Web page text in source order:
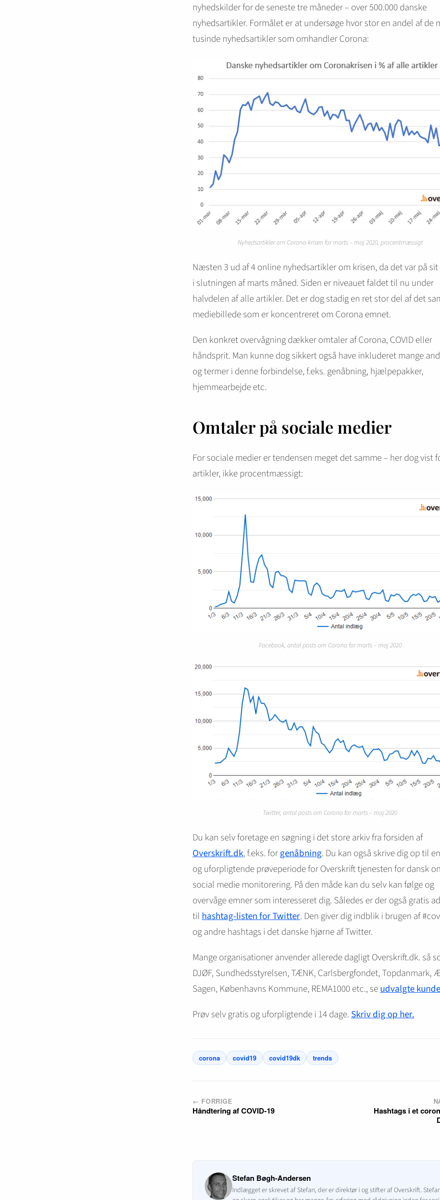
nyhedskilder for de seneste tre måneder – over 500.000 danske
nyhedsartikler. Formålet er at undersøge hvor stor en andel af de
tusinde nyhedsartikler som omhandler Corona:
Nyhedsartikler om Corona-krisen for marts – maj 2020, procentmæssigt
Næsten 3 ud af 4 online nyhedsartikler om krisen, da det var på
i slutningen af marts måned. Siden er niveauet faldet til nu under
halvdelen af alle artikler. Det er dog stadig en ret stor del af det
mediebillede som er koncentreret om Corona emnet.
Den konkret overvågning dækker omtaler af Corona, COVID eller
håndsprit. Man kunne dog sikkert også have inkluderet mange
og termer i denne forbindelse, f.eks. genåbning, hjælpepakker,
hjemmearbejde etc.
Omtaler på sociale medier
For sociale medier er tendensen meget det samme – her dog vist
artikler, ikke procentmæssigt:
Facebook, antal posts om Corona for marts – maj 2020
Twitter, antal posts om Corona for marts – maj 2020
Du kan selv foretage en søgning i det store arkiv fra forsiden af
Overskrift.dk, f.eks. forgenåbning. Du kan også skrive dig op til
og uforpligtende prøveperiode for Overskrift tjenesten for dansk
social medie monitorering. På den måde kan du selv kan følge og
overvåge emner som interesseret dig. Således er der også gratis
tilhashtag-listen for Twitter. Den giver dig indblik i brugen af
og andre hashtags i det danske hjørne af Twitter.
Mange organisationer anvender allerede dagligt Overskrift.dk. så
DJØF, Sundhedsstyrelsen, TÆNK, Carlsbergfondet, Topdanmark,
Sagen, Københavns Kommune, REMA1000 etc., seudvalgte
Prøv selv gratis og uforpligtende i 14 dage.Skriv dig op her.
corona covid19 covid19dk trends
← FORRIGE
Håndtering af COVID-19
Hashtags i et
Stefan Bøgh-Andersen
Indlægget er skrevet af Stefan, der er direktør i og stifter af Overskrift.